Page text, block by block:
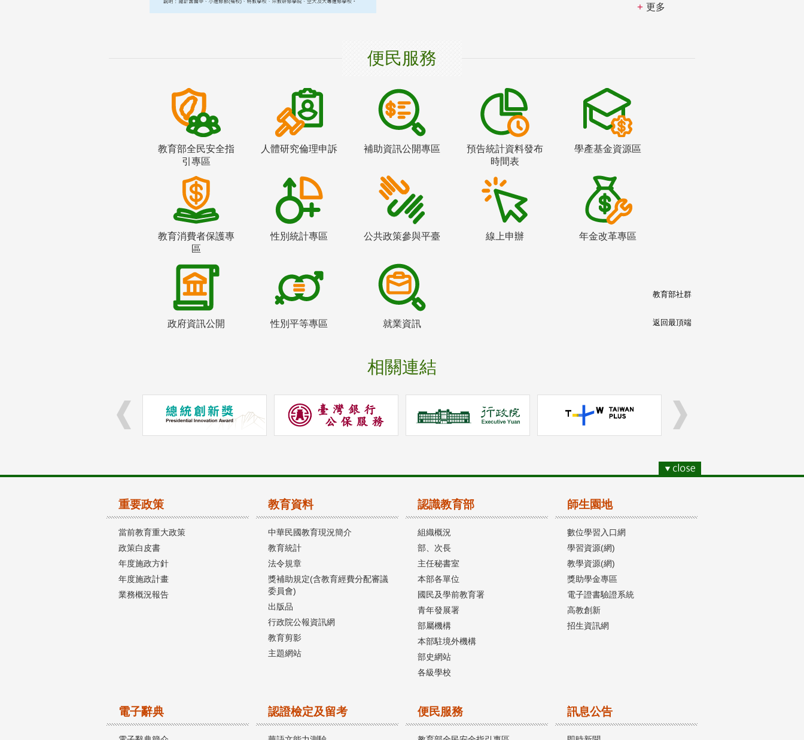
更多
便民服務
教育部全民安全指
引專區
人體研究倫理申訴 補助資訊公開專區
預告統計資料發布
時間表
學產基金資源區
教育消費者保護專
區
性別統計專區 公共政策參與平臺 線上申辦 年金改革專區
政府資訊公開 性別平等專區 就業資訊
相關連結
教育部社群
返回最頂端
重要政策
當前教育重大政策
政策白皮書
年度施政方針
年度施政計畫
業務概況報告
教育資料
中華民國教育現況簡介
教育統計
法令規章
獎補助規定(含教育經費分配審議
委員會)
出版品
行政院公報資訊網
教育剪影
主題網站
認識教育部
組織概況
部、次長
主任秘書室
本部各單位
國民及學前教育署
青年發展署
部屬機構
本部駐境外機構
部史網站
各級學校
師生園地
數位學習入口網
學習資源(網)
教學資源(網)
獎助學金專區
電子證書驗證系統
高教創新
招生資訊網
電子辭典 認證檢定及留考 便民服務 訊息公告